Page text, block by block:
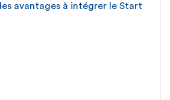
avantages à intégrer le Start